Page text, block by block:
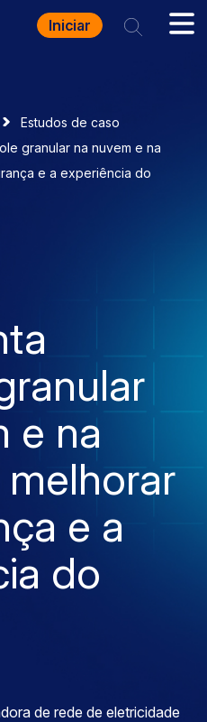
Iniciar
Estudos de caso
granular na nuvem e na
e a experiência do
e na
e a
do
de rede de eletricidade